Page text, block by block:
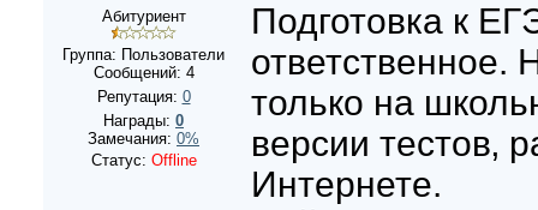
Абитуриент
Группа: Пользователи
Сообщений: 4
Репутация: 0
Награды: 0
Замечания: 0%
Статус: Offline
Подготовка к
ответственное.
только на
версии тестов‚
Интернете.